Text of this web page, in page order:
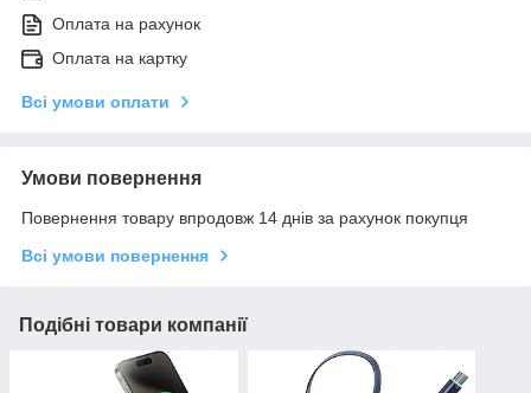
Оплата на рахунок
Оплата на картку
Всі умови оплати
Умови повернення
Повернення товару впродовж 14 днів за рахунок покупця
Всі умови повернення
Подібні товари компанії